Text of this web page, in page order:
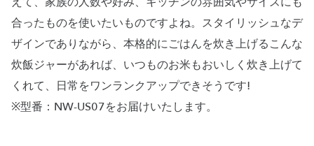
合ったものを使いたいものですよね。スタイリッシュなデ
ザインでありながら、本格的にごはんを炊き上げるこんな
炊飯ジャーがあれば、いつものお米もおいしく炊き上げて
くれて、日常をワンランクアップできそうです!
※型番：NW-US07をお届けいたします。